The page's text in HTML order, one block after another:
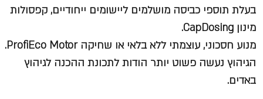
בעלת תוספי כביסה מושלמים ליישומים ייחודיים, קפסולות
מינון CapDosing.
מנוע חסכוני, עוצמתי ללא בלאי או שחיקה ProfiEco Motor.
הגיהוץ נעשה פשוט יותר הודות לתכונת ההכנה לגיהוץ
באדים.